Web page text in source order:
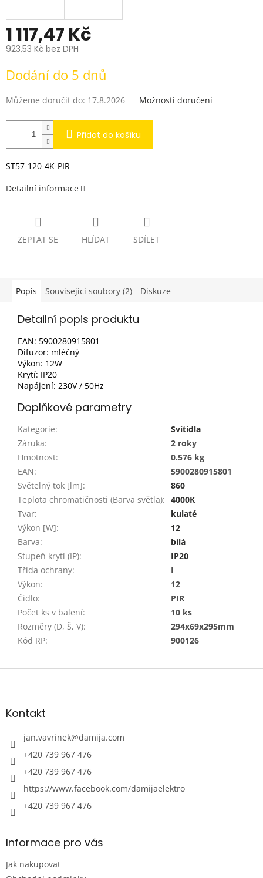
1 117,47 Kč
923,53 Kč bez DPH
cena:
Dodání do 5 dnů
Můžeme doručit do: 17.8.2026 Možnosti doručení
Přidat do košíku
ST57-120-4K-PIR
Detailní informace
ZEPTAT SE HLÍDAT SDÍLET
Popis Související soubory (2) Diskuze
Detailní popis produktu
EAN: 5900280915801
Difuzor: mléčný
Výkon: 12W
Krytí: IP20
Napájení: 230V / 50Hz
Doplňkové parametry
Kategorie:
Svítidla
Záruka:
2 roky
Hmotnost:
0.576 kg
EAN:
5900280915801
Světelný tok [lm]:
860
Teplota chromatičnosti (Barva světla): 4000K
Tvar:
kulaté
Výkon [W]:
12
Barva:
bílá
Stupeň krytí (IP):
IP20
Třída ochrany:
I
Výkon:
12
Čidlo:
PIR
Počet ks v balení:
10 ks
Rozměry (D, Š, V):
294x69x295mm
Kód RP: 900126
Z
aKontakt
jan.vavrinek@damija.com
+420 739 967 476
+420 739 967 476
https://www.facebook.com/damijaelektro
+420 739 967 476
Informace pro vás
Jak nakupovat